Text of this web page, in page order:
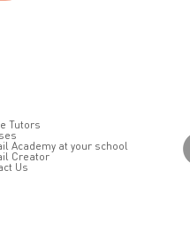
Tutors
Academy at your school
Creator
Us